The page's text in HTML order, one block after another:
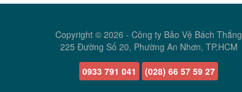
Copyright © 2026 - Công ty Bảo Vệ Bách Thắng
225 Đường Số 20, Phường An Nhơn, TP.HCM
0933 791 041
(028) 66 57 59 27